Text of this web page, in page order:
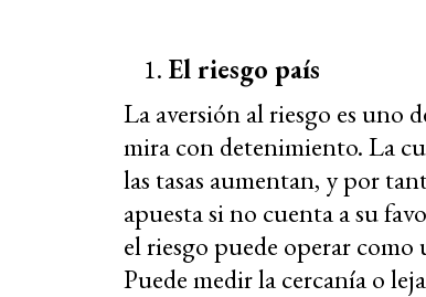
El riesgo país
La aversión al riesgo es uno
mira con detenimiento. La
las tasas aumentan, y por
apuesta si no cuenta a su
el riesgo puede operar
Puede medir la cercanía o